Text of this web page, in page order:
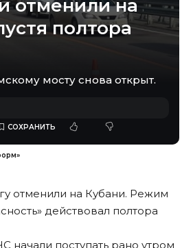
отменили на
полтора
мосту снова открыт.
отменили на Кубани. Режим
действовал полтора
начали поступать рано утром